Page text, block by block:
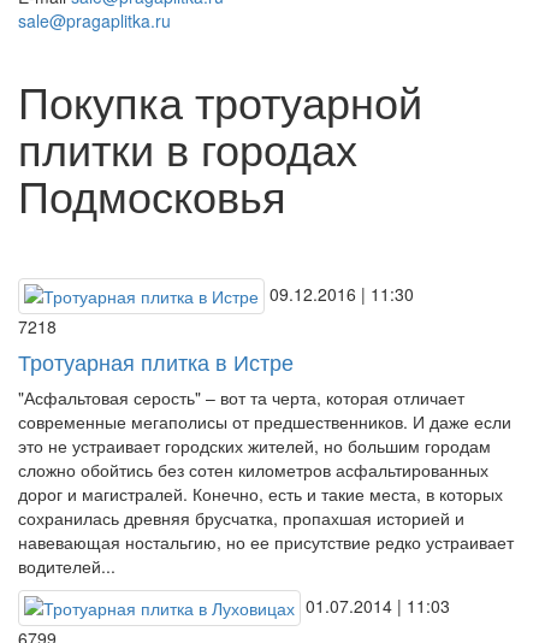
sale@pragaplitka.ru
Покупка тротуарной
плитки в городах
Подмосковья
09.12.2016 | 11:30
7218
Тротуарная плитка в Истре
"Асфальтовая серость" – вот та черта, которая отличает
современные мегаполисы от предшественников. И даже если
это не устраивает городских жителей, но большим городам
сложно обойтись без сотен километров асфальтированных
дорог и магистралей. Конечно, есть и такие места, в которых
сохранилась древняя брусчатка, пропахшая историей и
навевающая ностальгию, но ее присутствие редко устраивает
водителей...
01.07.2014 | 11:03
6799